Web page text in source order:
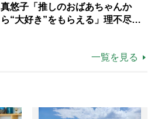
真悠子「推しのおばあちゃんか
ら“大好き”をもらえる」理不尽さ
一覧を見る